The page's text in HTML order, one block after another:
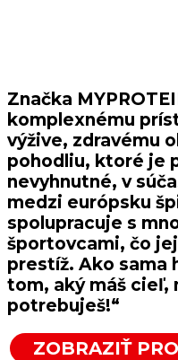
Značka
komplexnému
výžive, zdravému
pohodliu, ktoré je
nevyhnutné, v
medzi európsku
spolupracuje s
športovcami, čo
prestíž. Ako sama
tom, aký máš cieľ,
potrebuješ!“
ZOBRAZIŤ